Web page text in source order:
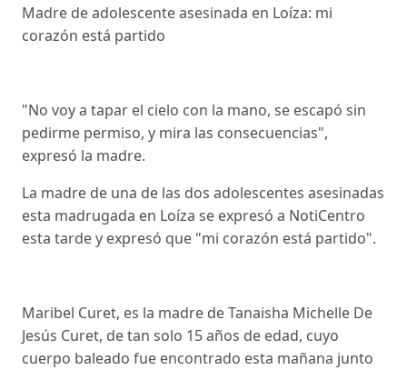
Madre de adolescente asesinada en Loíza: mi
corazón está partido
"No voy a tapar el cielo con la mano, se escapó sin
pedirme permiso, y mira las consecuencias",
expresó la madre.
La madre de una de las dos adolescentes asesinadas
esta madrugada en Loíza se expresó a NotiCentro
esta tarde y expresó que "mi corazón está partido".
Maribel Curet, es la madre de Tanaisha Michelle De
Jesús Curet, de tan solo 15 años de edad, cuyo
cuerpo baleado fue encontrado esta mañana junto